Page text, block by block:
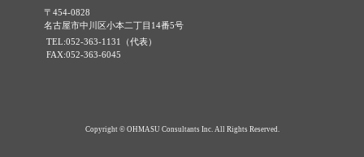
〒454-0828
名古屋市中川区小本二丁目14番5号
TEL:052-363-1131（代表）
FAX:052-363-6045
Copyright © OHMASU Consultants Inc. All Rights Reserved.